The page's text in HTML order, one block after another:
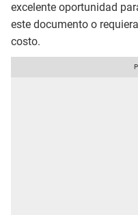
excelente oportunidad
este documento o
costo.